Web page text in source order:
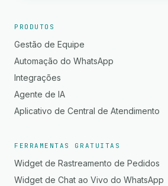
PRODUTOS
Gestão de Equipe
Automação do WhatsApp
Integrações
Agente de IA
Aplicativo de Central de Atendimento
FERRAMENTAS GRATUITAS
Widget de Rastreamento de Pedidos
Widget de Chat ao Vivo do WhatsApp